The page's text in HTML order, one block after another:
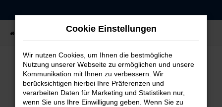
Zum
springen
Fahrzeugangebote Fahrzeug-Showroom
FEHLER: NETWORK ERROR
Beim Laden ist ein Fehler aufgetreten.
Cookie Einstellungen
Wir nutzen Cookies, um Ihnen die bestmögliche
Nutzung unserer Webseite zu ermöglichen und unsere
Kommunikation mit Ihnen zu verbessern. Wir
berücksichtigen hierbei Ihre Präferenzen und
verarbeiten Daten für Marketing und Statistiken nur,
wenn Sie uns Ihre Einwilligung geben. Wenn Sie zu